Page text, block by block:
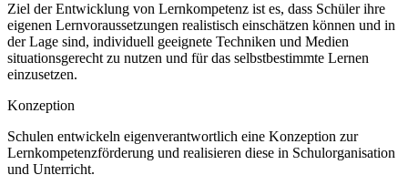
Ziel der Entwicklung von Lernkompetenz ist es, dass Schüler ihre
eigenen Lernvoraussetzungen realistisch einschätzen können und in
der Lage sind, individuell geeignete Techniken und Medien
situationsgerecht zu nutzen und für das selbstbestimmte Lernen
einzusetzen.
Konzeption
Schulen entwickeln eigenverantwortlich eine Konzeption zur
Lernkompetenzförderung und realisieren diese in Schulorganisation
und Unterricht.